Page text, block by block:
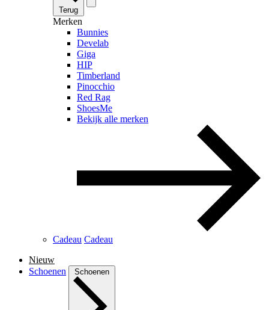
Terug
Merken
Bunnies
Develab
Giga
HIP
Timberland
Pinocchio
Red Rag
ShoesMe
Bekijk alle merken
Cadeau Cadeau
Nieuw
Schoenen
Schoenen